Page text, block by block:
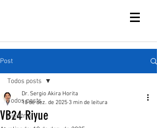
Post
Todos posts
Fisiatria
Todos posts
VB24 Riyue
Dr. Sergio Akira Horita
18 de dez. de 2025 3 min de leitura